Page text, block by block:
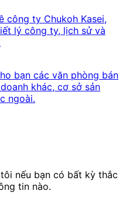
công ty Chukoh Kasei,
lý công ty, lịch sử và
bạn các văn phòng bán
khác, cơ sở sản
ngoài.
nếu bạn có bất kỳ thắc
tin nào.